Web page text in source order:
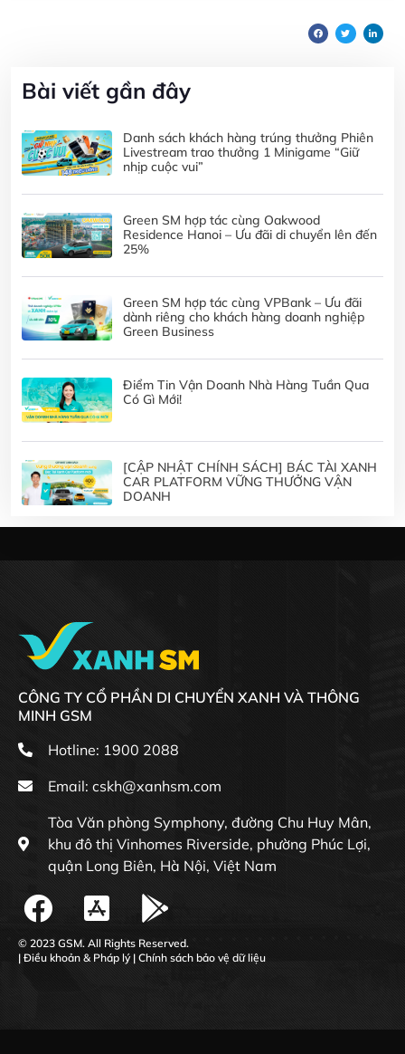
Bài viết gần đây
Danh sách khách hàng trúng thưởng Phiên
Livestream trao thưởng 1 Minigame “Giữ
nhịp cuộc vui”
Green SM hợp tác cùng Oakwood
Residence Hanoi – Ưu đãi di chuyển lên đến
25%
Green SM hợp tác cùng VPBank – Ưu đãi
dành riêng cho khách hàng doanh nghiệp
Green Business
Điểm Tin Vận Doanh Nhà Hàng Tuần Qua
Có Gì Mới!
[CẬP NHẬT CHÍNH SÁCH] BÁC TÀI XANH
CAR PLATFORM VỮNG THƯỞNG VẬN
DOANH
CÔNG TY CỔ PHẦN DI CHUYỂN XANH VÀ THÔNG
MINH GSM
Hotline: 1900 2088
Email: cskh@xanhsm.com
Tòa Văn phòng Symphony, đường Chu Huy Mân,
khu đô thị Vinhomes Riverside, phường Phúc Lợi,
quận Long Biên, Hà Nội, Việt Nam
© 2023 GSM. All Rights Reserved.
| Điều khoản & Pháp lý| Chính sách bảo vệ dữ liệu